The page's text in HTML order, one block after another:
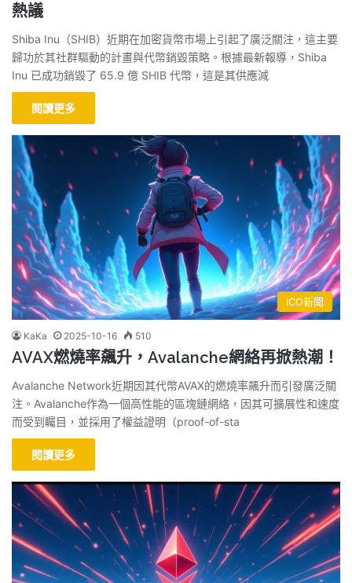
熱議
Shiba Inu（SHIB）近期在加密貨幣市場上引起了廣泛關注，這主要
歸功於其社群驅動的計畫與代幣銷毀策略。根據最新報導，Shiba
Inu 已成功銷毀了 65.9 億 SHIB 代幣，這是其供應減
閱讀更多
ICO新聞
KaKa 2025-10-16 510
AVAX燃燒率飆升，Avalanche網絡再掀熱潮！
Avalanche Network近期因其代幣AVAX的燃燒率飆升而引發廣泛關
注。Avalanche作為一個高性能的區塊鏈網絡，因其可擴展性和速度
而受到矚目，並採用了權益證明（proof-of-sta
閱讀更多